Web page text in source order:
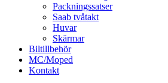
Packningssatser
Saab tvåtakt
Huvar
Skärmar
Biltillbehör
MC/Moped
Kontakt